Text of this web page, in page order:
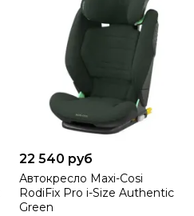
22 540 руб
Автокресло Maxi-Cosi
RodiFix Pro i-Size Authentic
Green